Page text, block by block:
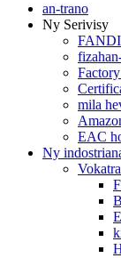
an-trano
Ny Serivisy
mila
EAC
Ny